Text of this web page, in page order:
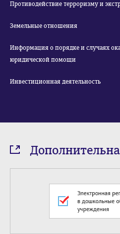
Противодействие терроризму и
Земельные отношения
Информация о порядке и случаях
юридической помощи
Инвестиционная деятельность